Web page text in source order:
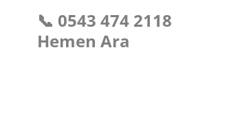
📞 0543 474 2118
Hemen Ara